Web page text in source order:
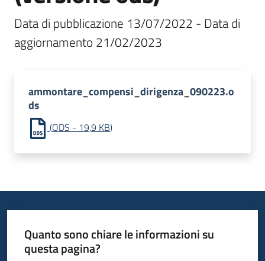
Data di pubblicazione 13/07/2022 - Data di
aggiornamento 21/02/2023
ammontare_compensi_dirigenza_090223.o
ds
(ODS - 19,9 KB)
Quanto sono chiare le informazioni su
questa pagina?